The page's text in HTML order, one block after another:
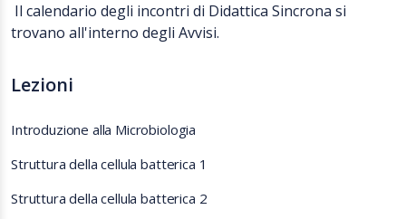
Il calendario degli incontri di Didattica Sincrona si
trovano all'interno degli Avvisi.
Lezioni
Introduzione alla Microbiologia
Struttura della cellula batterica 1
Struttura della cellula batterica 2